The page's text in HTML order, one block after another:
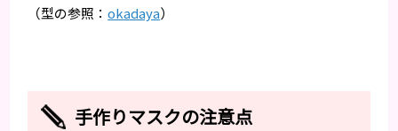
（型の参照：okadaya）
手作りマスクの注意点